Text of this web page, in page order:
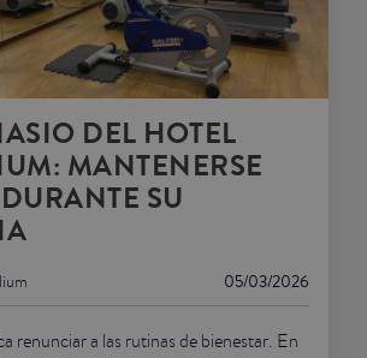
DEL HOTEL
MANTENERSE
SU
05/03/2026
renunciar a las rutinas de bienestar. En